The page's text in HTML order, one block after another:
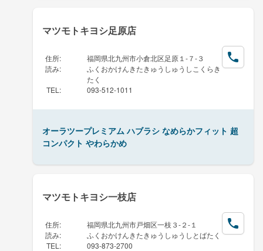
マツモトキヨシ足原店
住所:
福岡県北九州市小倉北区足原１-７-３
読み:
ふくおかけんきたきゅうしゅうしこくらき
たく
TEL : 093-512-1011
オーラツープレミアム ハブラシ なめらかフィット 超
コンパクト やわらかめ
マツモトキヨシ一枝店
住所:
福岡県北九州市戸畑区一枝３-２-１
読み:
ふくおかけんきたきゅうしゅうしとばたく
TEL : 093-873-2700